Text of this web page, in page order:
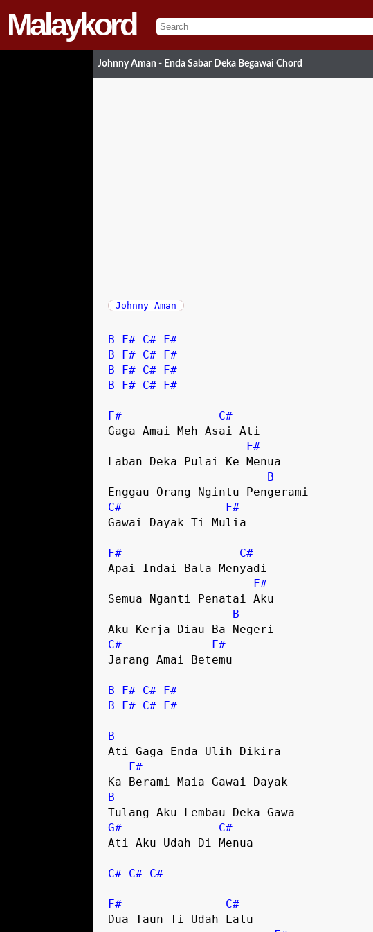
Malaykord
Johnny Aman - Enda Sabar Deka Begawai Chord
Johnny Aman
B F# C# F#
B
F# C# F#
B
F# C# F#
B
F# C# F#
F#
C#
Gaga Amai Meh Asai Ati
F#
Laban Deka Pulai Ke Menua
B
C#
F#
Gawai Dayak Ti Mulia
F#
C#
Apai Indai Bala Menyadi
F#
Semua Nganti Penatai Aku
B
C#
F#
Jarang Amai Betemu
B F# C# F#
B
F# C# F#
B
Ati Gaga Enda Ulih Dikira
F#
B
G#
C#
Ati Aku Udah Di Menua
C# C# C#
F#
C#
Dua Taun Ti Udah Lalu